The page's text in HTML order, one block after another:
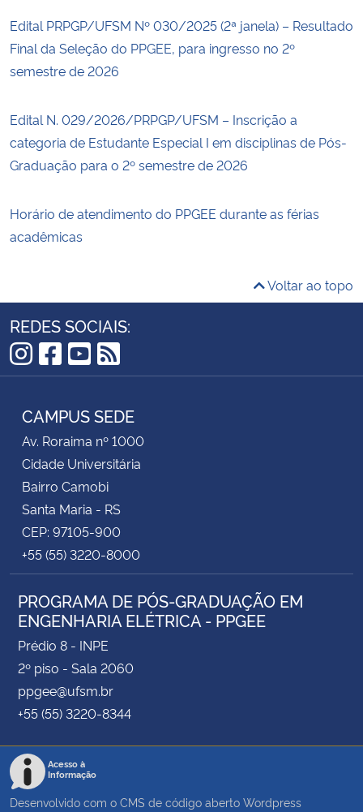
Edital PRPGP/UFSM Nº 030/2025 (2ª janela) – Resultado
Final da Seleção do PPGEE, para ingresso no 2º
semestre de 2026
Edital N. 029/2026/PRPGP/UFSM – Inscrição a
categoria de Estudante Especial I em disciplinas de Pós-
Graduação para o 2º semestre de 2026
Horário de atendimento do PPGEE durante as férias
acadêmicas
Voltar ao topo
REDES SOCIAIS:
Instagram
Facebook
YouTube
RSS
CAMPUS SEDE
Av. Roraima nº 1000
Cidade Universitária
Bairro Camobi
Santa Maria - RS
CEP: 97105-900
+55 (55) 3220-8000
PROGRAMA DE PÓS-GRADUAÇÃO EM
ENGENHARIA ELÉTRICA - PPGEE
Prédio 8 - INPE
2º piso - Sala 2060
ppgee@ufsm.br
+55 (55) 3220-8344
Acesso à
Informação
Desenvolvido com o CMS de código aberto Wordpress